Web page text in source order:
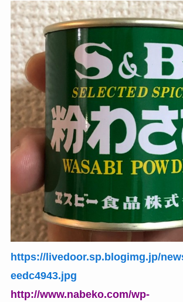
https://livedoor.sp.blogimg.jp/
eedc4943.jpg
http://www.nabeko.com/wp-